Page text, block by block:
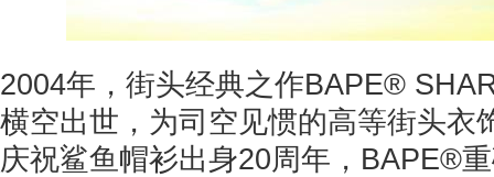
2004年，街头经典之作BAPE®
横空出世，为司空见惯的高等街头衣
庆祝鲨鱼帽衫出身20周年，BAPE®